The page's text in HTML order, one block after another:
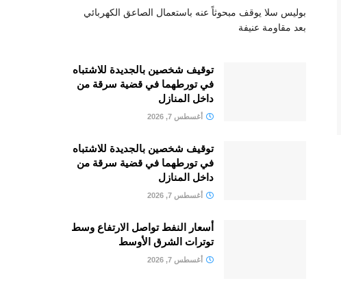
بوليس سلا يوقف مبحوثاً عنه باستعمال الصاعق الكهربائي
بعد مقاومة عنيفة
توقيف شخصين بالجديدة للاشتباه
في تورطهما في قضية سرقة من
داخل المنازل
أغسطس 7, 2026
توقيف شخصين بالجديدة للاشتباه
في تورطهما في قضية سرقة من
داخل المنازل
أغسطس 7, 2026
أسعار النفط تواصل الارتفاع وسط
توترات الشرق الأوسط
أغسطس 7, 2026